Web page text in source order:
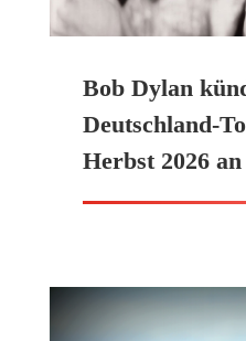
Bob Dylan
Deutschland-
Herbst 2026 an